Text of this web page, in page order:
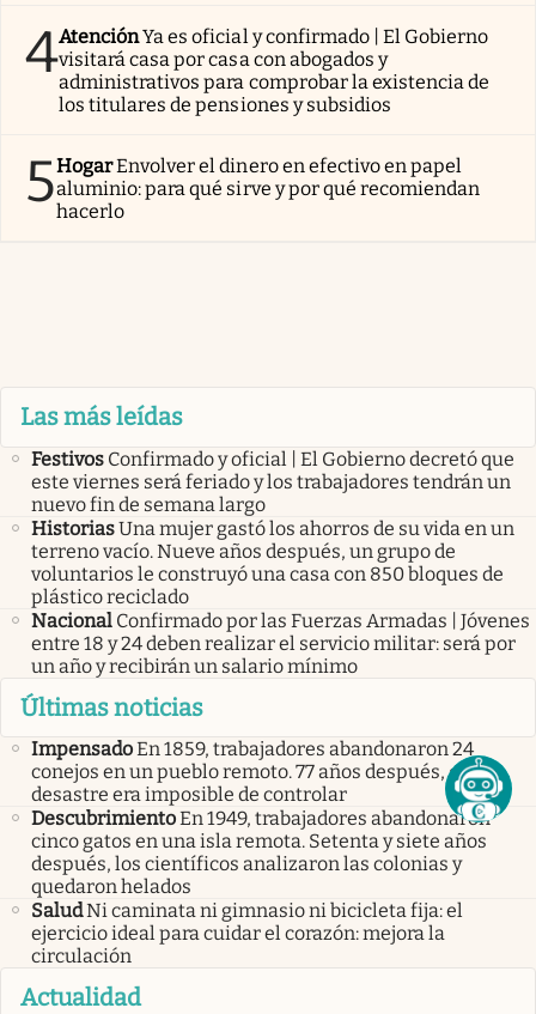
4AtenciónYa es oficial y confirmado | El Gobierno
visitará casa por casa con abogados y
administrativos para comprobar la existencia de
los titulares de pensiones y subsidios
5HogarEnvolver el dinero en efectivo en papel
aluminio: para qué sirve y por qué recomiendan
hacerlo
Las más leídas
Festivos Confirmado y oficial | El Gobierno decretó que
este viernes será feriado y los trabajadores tendrán un
nuevo fin de semana largo
HistoriasUna mujer gastó los ahorros de su vida en un
terreno vacío. Nueve años después, un grupo de
voluntarios le construyó una casa con 850 bloques de
plástico reciclado
Nacional Confirmado por las Fuerzas Armadas | Jóvenes
entre 18 y 24 deben realizar el servicio militar: será por
un año y recibirán un salario mínimo
Últimas noticias
ImpensadoEn 1859, trabajadores abandonaron 24
conejos en un pueblo remoto. 77 años después, el
desastre era imposible de controlar
DescubrimientoEn 1949, trabajadores abandonaron
cinco gatos en una isla remota. Setenta y siete años
después, los científicos analizaron las colonias y
quedaron helados
SaludNi caminata ni gimnasio ni bicicleta fija: el
ejercicio ideal para cuidar el corazón: mejora la
circulación
Actualidad